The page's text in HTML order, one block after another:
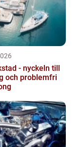
- nyckeln till
och problemfri